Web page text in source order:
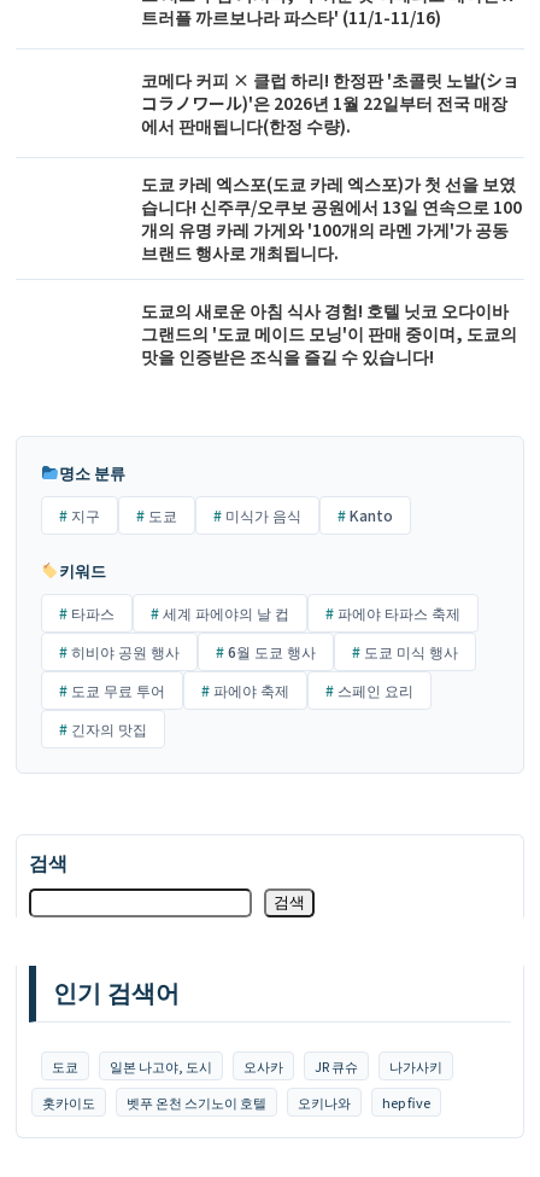
트러플 까르보나라 파스타' (11/1-11/16)
코메다 커피 × 클럽 하리! 한정판 '초콜릿 노발(ショ
コラノワール)'은 2026년 1월 22일부터 전국 매장
에서 판매됩니다(한정 수량).
도쿄 카레 엑스포(도쿄 카레 엑스포)가 첫 선을 보였
습니다! 신주쿠/오쿠보 공원에서 13일 연속으로 100
개의 유명 카레 가게와 '100개의 라멘 가게'가 공동
브랜드 행사로 개최됩니다.
도쿄의 새로운 아침 식사 경험! 호텔 닛코 오다이바
그랜드의 '도쿄 메이드 모닝'이 판매 중이며, 도쿄의
맛을 인증받은 조식을 즐길 수 있습니다!
명소 분류
지구 도쿄 미식가 음식 Kanto
키워드
타파스 세계 파에야의 날 컵
파에야 타파스 축제
히비야 공원 행사
6월 도쿄 행사
도쿄 미식 행사
도쿄 무료 투어
파에야 축제
스페인 요리
긴자의 맛집
검색
검색
인기 검색어
도쿄 일본 나고야, 도시 오사카 JR 큐슈
나가사키
홋카이도
벳푸 온천 스기노이 호텔 오키나와 hep five